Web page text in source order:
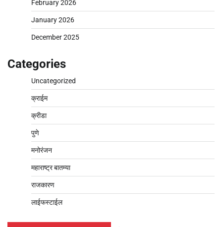
February 2026
January 2026
December 2025
Categories
Uncategorized
क्राईम
क्रीडा
पुणे
मनोरंजन
महाराष्ट्र बातम्या
राजकारण
लाईफस्टाईल